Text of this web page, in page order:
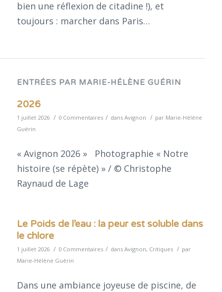
bien une réflexion de citadine !), et
toujours : marcher dans Paris…
ENTRÉES PAR MARIE-HÉLÈNE GUÉRIN
2026
1 juillet 2026 / 0 Commentaires / dans Avignon / par Marie-Hélène
Guérin
« Avignon 2026 » Photographie « Notre
histoire (se répète) » / © Christophe
Raynaud de Lage
Le Poids de l’eau : la peur est soluble dans
le chlore
1 juillet 2026 / 0 Commentaires / dans Avignon, Critiques / par
Marie-Hélène Guérin
Dans une ambiance joyeuse de piscine, de